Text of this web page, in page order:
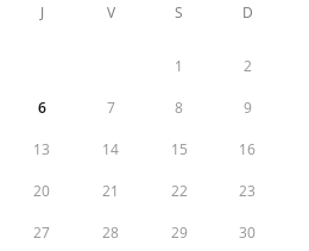
J V S D
1 2
6 7 8 9
13 14 15 16
20 21 22 23
27 28 29 30